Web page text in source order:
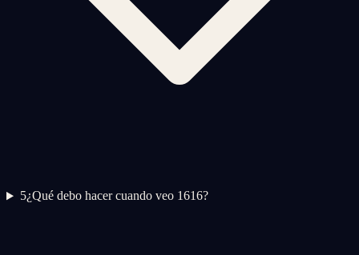
5¿Qué debo hacer cuando veo 1616?